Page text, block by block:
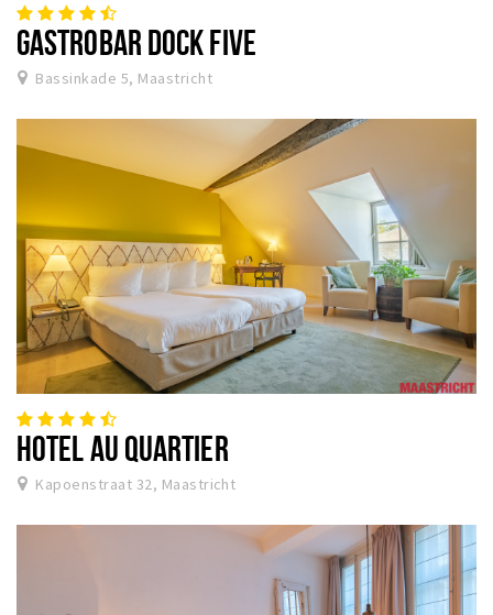
GASTROBAR DOCK FIVE
Bassinkade 5, Maastricht
HOTEL AU QUARTIER
Kapoenstraat 32, Maastricht